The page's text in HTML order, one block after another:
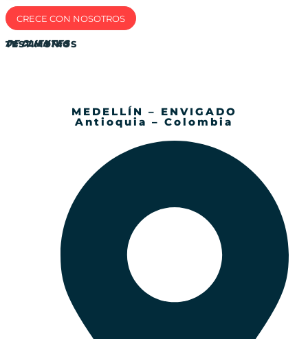
CRECE CON NOSOTROS
TESTIMONIOS
DE CLIENTES
MEDELLÍN – ENVIGADO
Antioquia – Colombia